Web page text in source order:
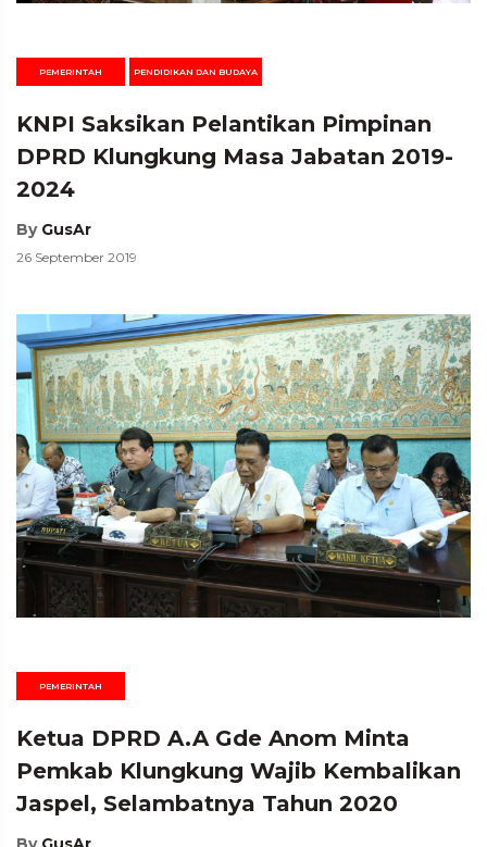
PEMERINTAH PENDIDIKAN DAN BUDAYA
KNPI Saksikan Pelantikan Pimpinan
DPRD Klungkung Masa Jabatan 2019-
2024
By GusAr
26 September 2019
PEMERINTAH
Ketua DPRD A.A Gde Anom Minta
Pemkab Klungkung Wajib Kembalikan
Jaspel, Selambatnya Tahun 2020